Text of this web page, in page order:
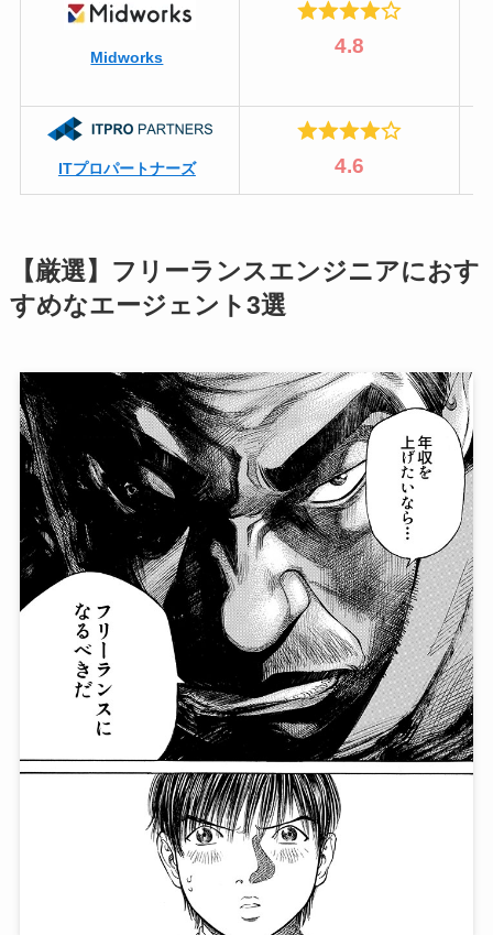
Midworks 4.8
ITプロパートナーズ 4.6
【厳選】フリーランスエンジニアにおす
すめなエージェント3選